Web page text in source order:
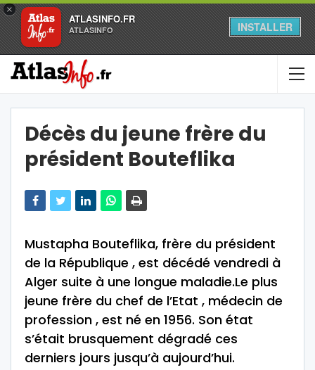
×
ATLASINFO.FR
ATLASINFO INSTALLER
Décès du jeune frère du
président Bouteflika
Mustapha Bouteflika, frère du président
de la République , est décédé vendredi à
Alger suite à une longue maladie.Le plus
jeune frère du chef de l’Etat , médecin de
profession , est né en 1956. Son état
s’était brusquement dégradé ces
derniers jours jusqu’à aujourd’hui.